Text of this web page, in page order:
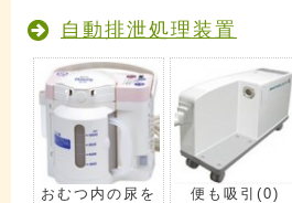
自動排泄処理装置
おむつ内の尿を
便も吸引 (0)